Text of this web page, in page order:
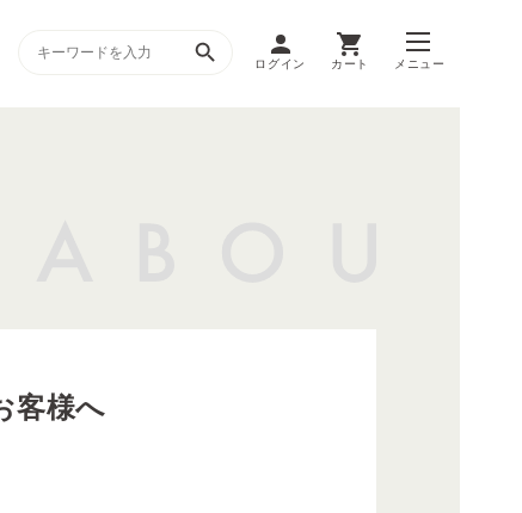
ログイン カート メニュー
客様へ